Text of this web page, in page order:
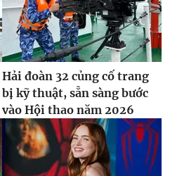
Hải đoàn 32 củng cố trang
bị kỹ thuật, sẵn sàng bước
vào Hội thao năm 2026